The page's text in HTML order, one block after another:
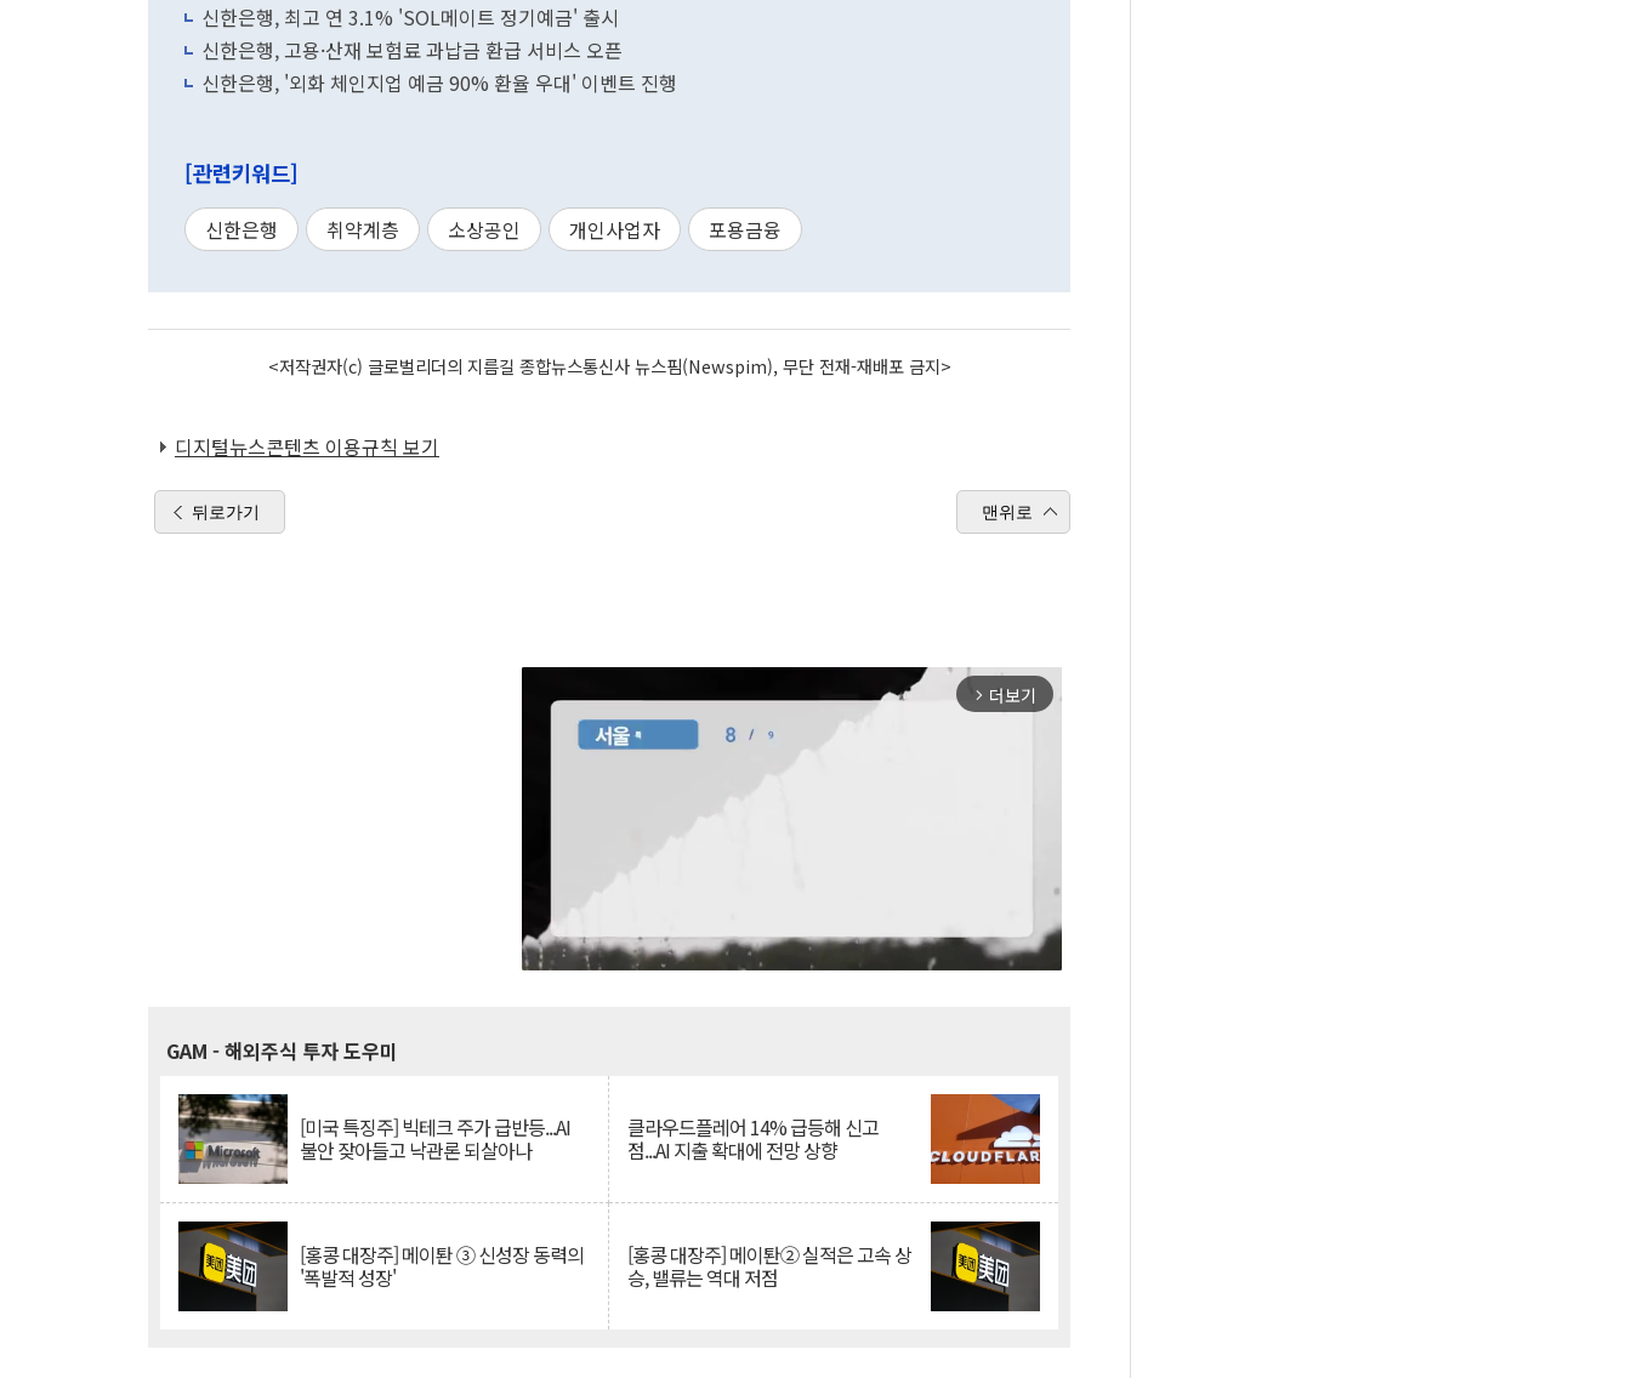
신한은행, 최고 연 3.1% 'SOL메이트 정기예금' 출시
신한은행, 고용·산재 보험료 과납금 환급 서비스 오픈
신한은행, '외화 체인지업 예금 90% 환율 우대' 이벤트 진행
[관련키워드]
신한은행 취약계층 소상공인 개인사업자 포용금융
<저작권자(c) 글로벌리더의 지름길 종합뉴스통신사 뉴스핌(Newspim), 무단 전재-재배포 금지>
디지털뉴스콘텐츠 이용규칙 보기
뒤로가기 맨위로
arrow_forward_ios 더보기
GAM - 해외주식 투자 도우미
[미국 특징주] 빅테크 주가 급반등...AI
불안 잦아들고 낙관론 되살아나
클라우드플레어 14% 급등해 신고
점...AI 지출 확대에 전망 상향
[홍콩 대장주] 메이퇀 ③ 신성장 동력의
'폭발적 성장'
[홍콩 대장주] 메이퇀② 실적은 고속 상
승, 밸류는 역대 저점